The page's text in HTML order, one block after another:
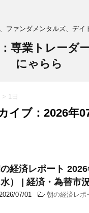
ファンダメンタルズ、デイ
専業トレーダ
にゃらら
> 1日
イブ：2026年
経済レポート 2026
水） | 経済・為替市
07/01 -朝の経済レポ